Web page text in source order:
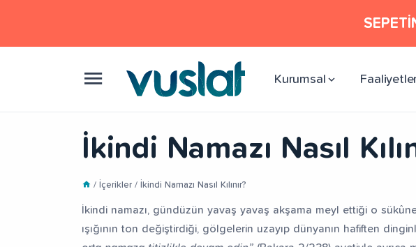
Kurumsal
İkindi Namazı Nasıl
/ İçerikler / İkindi Namazı Nasıl Kılınır?
İkindi namazı, gündüzün yavaş yavaş akşama meyl ettiği o
ışığının ton değiştirdiği, gölgelerin uzayıp dünyanın hafiften